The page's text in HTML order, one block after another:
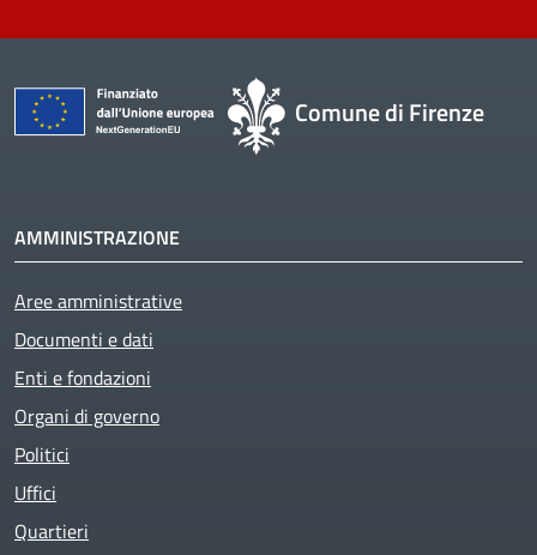
Comune di Firenze
AMMINISTRAZIONE
Aree amministrative
Documenti e dati
Enti e fondazioni
Organi di governo
Politici
Uffici
Quartieri